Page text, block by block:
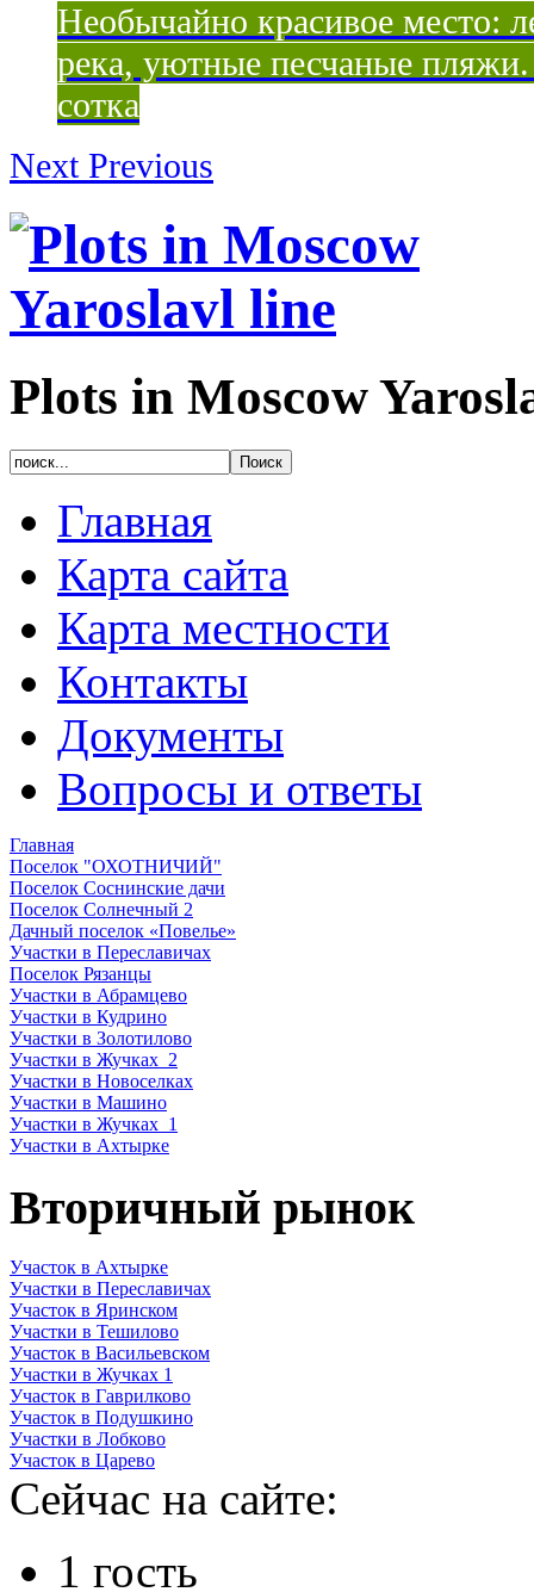
Необычайно красивое место:
река, уютные песчаные
сотка
Next Previous
Plots in Moscow
Главная
Карта сайта
Карта местности
Контакты
Документы
Вопросы и ответы
Главная
Поселок "ОХОТНИЧИЙ"
Поселок Соснинские дачи
Поселок Солнечный 2
Дачный поселок «Повелье»
Участки в Переславичах
Поселок Рязанцы
Участки в Абрамцево
Участки в Кудрино
Участки в Золотилово
Участки в Жучках_2
Участки в Новоселках
Участки в Машино
Участки в Жучках_1
Участки в Ахтырке
Вторичный рынок
Участок в Ахтырке
Участки в Переславичах
Участок в Яринском
Участки в Тешилово
Участок в Васильевском
Участки в Жучках 1
Участок в Гаврилково
Участок в Подушкино
Участки в Лобково
Участок в Царево
Сейчас на сайте:
1 гость